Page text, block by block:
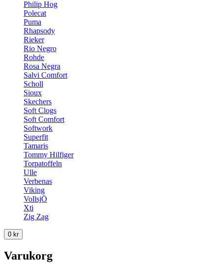
Philip Hog
Polecat
Puma
Rhapsody
Rieker
Rio Negro
Rohde
Rosa Negra
Salvi Comfort
Scholl
Sioux
Skechers
Soft Clogs
Soft Comfort
Softwork
Superfit
Tamaris
Tommy Hilfiger
Torpatoffeln
Ulle
Verbenas
Viking
VollsjÖ
Xti
Zig Zag
0 kr
Varukorg